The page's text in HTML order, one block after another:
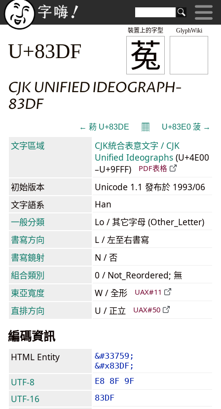
GlyphWiki
菟
裝置上的字型
U+83DF
CJK UNIFIED IDEOGRAPH-
83DF
← 菞 U+83DE 𝄜 U+83E0 菠 →
文字區域
CJK統合表意文字 / CJK
Unified Ideographs (U+4E00
–U+9FFF)
PDF表格
初始版本
Unicode 1.1 發布於 1993/06
文字語系
Han
一般分類
Lo / 其它字母 (Other_Letter)
書寫方向
L / 左至右書寫
書寫鏡射
N / 否
組合類別
0 / Not_Reordered; 無
東亞寬度
W / 全形 UAX#11
直排方向 U / 正立 UAX#50
編碼資訊
HTML Entity
&#33759;
&#x83DF;
UTF-8 E8 8F 9F
UTF-16 83DF